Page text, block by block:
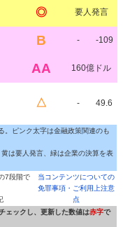
◎ 要人発言
B - -109
AA 160億ドル
△ - 49.6
ピンク太字は金融政策関連のも
は要人発言、緑は企業の決算を表
7段階で
当コンテンツについての
免罪事項・ご利用上注意
点
ェックし、更新した数値は赤字で